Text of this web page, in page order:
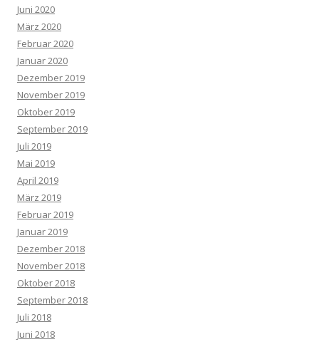
Juni 2020
März 2020
Februar 2020
Januar 2020
Dezember 2019
November 2019
Oktober 2019
September 2019
Juli 2019
Mai 2019
April 2019
März 2019
Februar 2019
Januar 2019
Dezember 2018
November 2018
Oktober 2018
September 2018
Juli 2018
Juni 2018